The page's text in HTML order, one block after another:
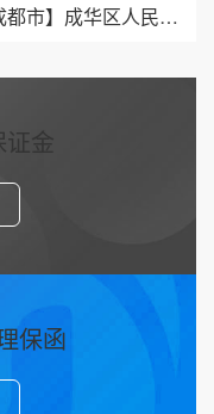
【成都市】成华区人民法院/借款纠纷/2026诉讼保全保函二十二
金
保函